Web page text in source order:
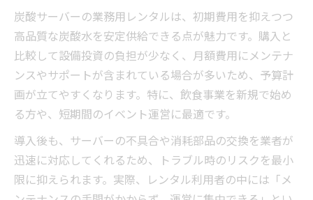
炭酸サーバーの業務用レンタルは、初期費用を抑えつつ
高品質な炭酸水を安定供給できる点が魅力です。購入と
比較して設備投資の負担が少なく、月額費用にメンテナ
ンスやサポートが含まれている場合が多いため、予算計
画が立てやすくなります。特に、飲食事業を新規で始め
る方や、短期間のイベント運営に最適です。
導入後も、サーバーの不具合や消耗部品の交換を業者が
迅速に対応してくれるため、トラブル時のリスクを最小
限に抑えられます。実際、レンタル利用者の中には「メ